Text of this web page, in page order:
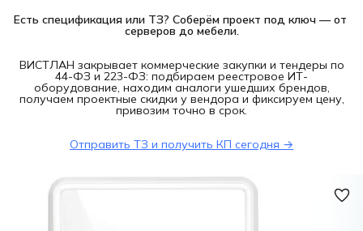
Более 100 000 позиций в наличии и под заказ
Есть спецификация или ТЗ? Соберём проект под ключ — от
серверов до мебели.
ВИСТЛАН закрывает коммерческие закупки и тендеры по
44-ФЗ и 223-ФЗ: подбираем реестровое ИТ-
оборудование, находим аналоги ушедших брендов,
получаем проектные скидки у вендора и фиксируем цену,
привозим точно в срок.
Отправить ТЗ и получить КП сегодня →